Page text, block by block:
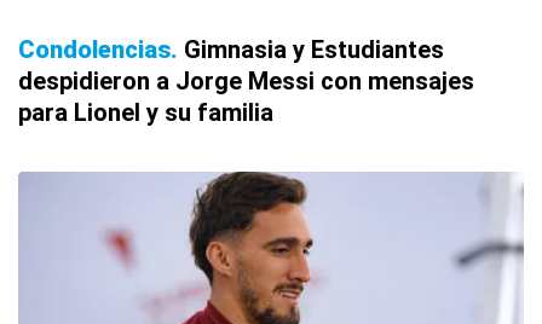
Condolencias Gimnasia y Estudiantes
despidieron a Jorge Messi con mensajes
para Lionel y su familia